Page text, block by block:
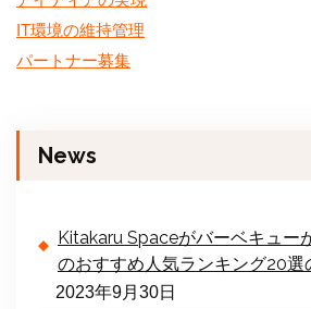
IT環境の維持管理
パートナー募集
News
Kitakaru Spaceがバーベキュー
のおすすめ人気ランキング20選
2023年9月30日